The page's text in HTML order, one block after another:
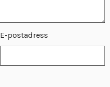
E-postadress